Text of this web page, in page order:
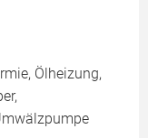
Ölheizung,